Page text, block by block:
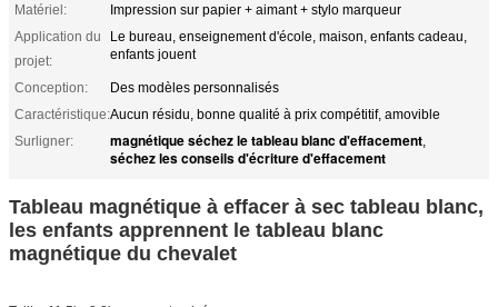
Matériel:
Impression sur papier + aimant + stylo marqueur
Application du
projet:
Le bureau, enseignement d'école, maison, enfants cadeau,
enfants jouent
Conception:
Des modèles personnalisés
Caractéristique:Aucun résidu, bonne qualité à prix compétitif, amovible
Surligner:
magnétique séchez le tableau blanc d'effacement,
séchez les conseils d'écriture d'effacement
Tableau magnétique à effacer à sec tableau blanc,
les enfants apprennent le tableau blanc
magnétique du chevalet